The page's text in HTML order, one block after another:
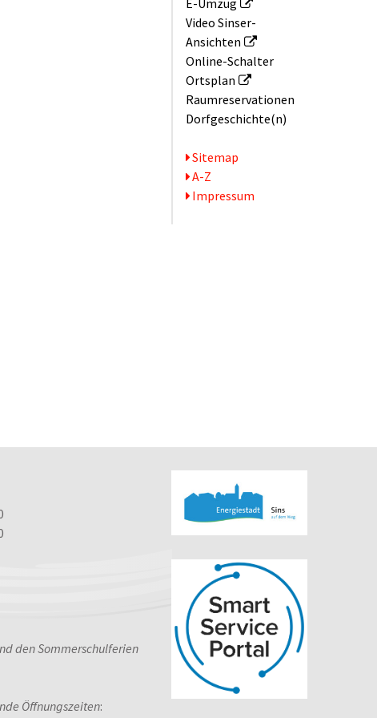
Video Sinser-
Ansichten
Online-Schalter
Ortsplan
Raum­reservationen
Dorfgeschichte(n)
Serviceseiten
Sitemap
A-Z
Impressum
den Sommerschulferien
Öffnungszeiten: